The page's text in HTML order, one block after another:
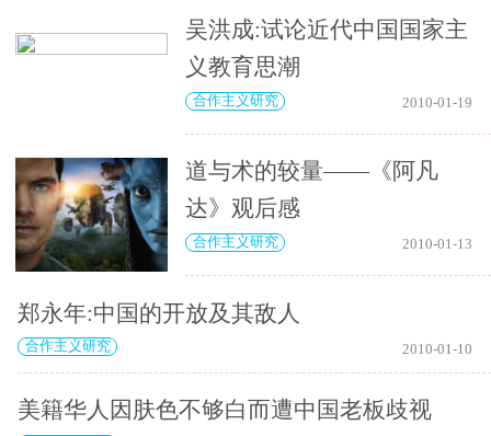
吴洪成:试论近代中国国家主
义教育思潮
合作主义研究 2010-01-19
道与术的较量——《阿凡
达》观后感
合作主义研究 2010-01-13
郑永年:中国的开放及其敌人
合作主义研究 2010-01-10
美籍华人因肤色不够白而遭中国老板歧视